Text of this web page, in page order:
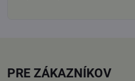
PRE ZÁKAZNÍKOV